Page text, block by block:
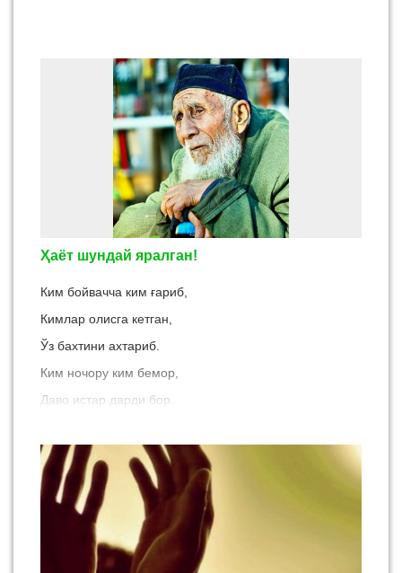
Ҳаёт шундай яралган!
Ким бойвачча ким ғариб,
Кимлар олисга кетган,
Ўз бахтини ахтариб.
Ким ночору ким бемор,
Даво истар дарди бор.